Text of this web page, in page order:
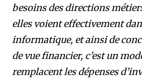
besoins des directions
elles voient effectivement
informatique, et ainsi de
de vue financier, c’est un
remplacent les dépenses